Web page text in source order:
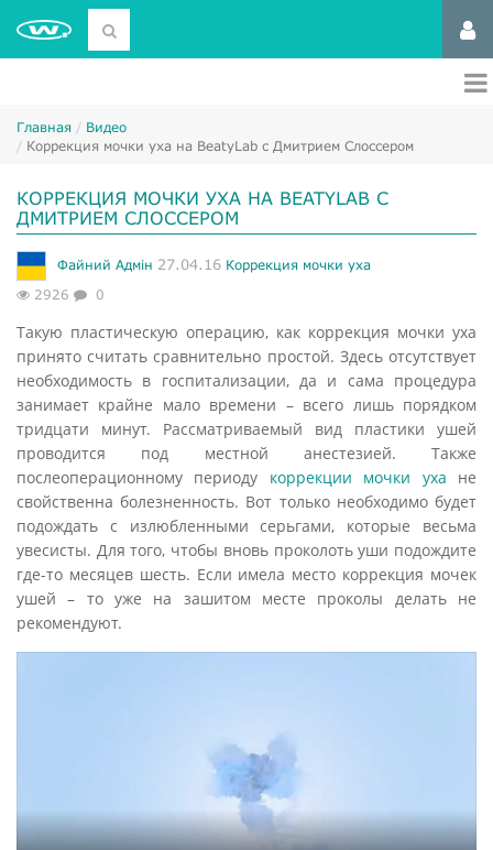
Главная
Видео
Коррекция мочки уха на BeatyLab с Дмитрием Слоссером
КОРРЕКЦИЯ МОЧКИ УХА НА BEATYLAB С
ДМИТРИЕМ СЛОССЕРОМ
Файний Адмін 27.04.16 Коррекция мочки уха
2926
0
Такую пластическую операцию, как коррекция мочки уха
принято считать сравнительно простой. Здесь отсутствует
необходимость в госпитализации, да и сама процедура
занимает крайне мало времени – всего лишь порядком
тридцати минут. Рассматриваемый вид пластики ушей
проводится под местной анестезией. Также
послеоперационному периоду коррекции мочки уха не
свойственна болезненность. Вот только необходимо будет
подождать с излюбленными серьгами, которые весьма
увесисты. Для того, чтобы вновь проколоть уши подождите
где-то месяцев шесть. Если имела место коррекция мочек
ушей – то уже на зашитом месте проколы делать не
рекомендуют.